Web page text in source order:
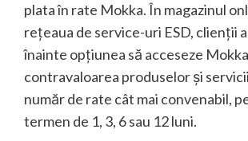
plata în rate Mokka. În magazinul
rețeaua de service-uri ESD, clienții
înainte opțiunea să acceseze
contravaloarea produselor și
număr de rate cât mai convenabil,
termen de 1, 3, 6 sau 12 luni.